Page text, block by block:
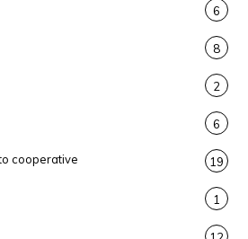
6
8
2
6
cooperative 19
1